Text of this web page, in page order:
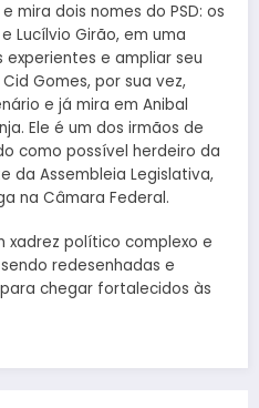
mira dois nomes do PSD: os
Lucílvio Girão, em uma
e ampliar seu
Gomes, por sua vez,
e já mira em Anibal
Ele é um dos irmãos de
como possível herdeiro da
da Assembleia Legislativa,
na Câmara Federal.
xadrez político complexo e
redesenhadas e
chegar fortalecidos às